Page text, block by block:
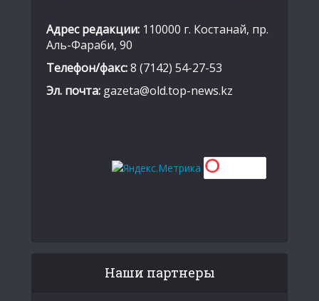
Адрес редакции: 110000 г. Костанай, пр.
Аль-Фараби, 90
Телефон/факс:8 (7142) 54-27-53
Эл. почта: gazeta@old.top-news.kz
Наши партнеры